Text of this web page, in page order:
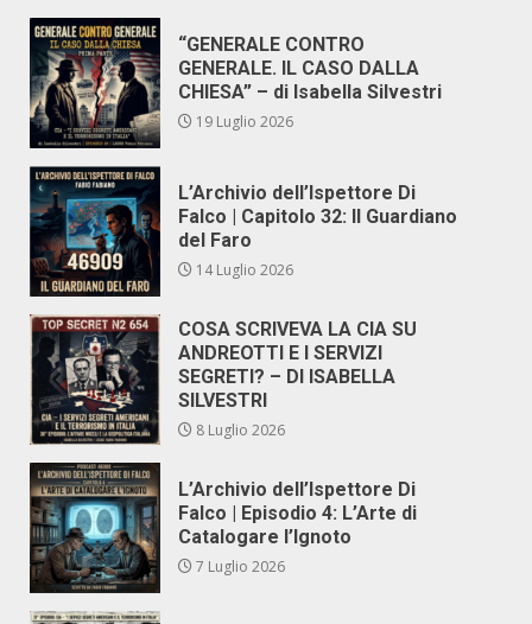
“GENERALE CONTRO
GENERALE. IL CASO DALLA
CHIESA” – di Isabella Silvestri
19 Luglio 2026
L’Archivio dell’Ispettore Di
Falco | Capitolo 32: Il Guardiano
del Faro
14 Luglio 2026
COSA SCRIVEVA LA CIA SU
ANDREOTTI E I SERVIZI
SEGRETI? – DI ISABELLA
SILVESTRI
8 Luglio 2026
L’Archivio dell’Ispettore Di
Falco | Episodio 4: L’Arte di
Catalogare l’Ignoto
7 Luglio 2026